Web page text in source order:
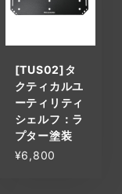
[TUS02]タ
クティカルユ
ーティリティ
シェルフ：ラ
プター塗装
¥6,800